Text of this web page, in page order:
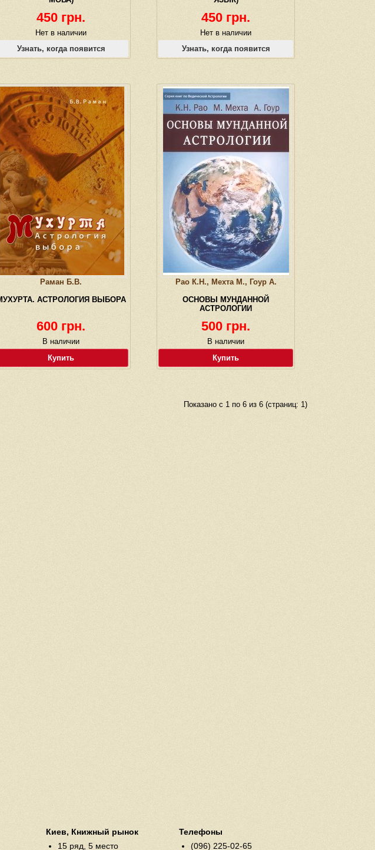
450 грн.
Нет в наличии
Узнать, когда появится
450 грн.
Нет в наличии
Узнать, когда появится
Раман Б.В.
АСТРОЛОГИЯ ВЫБОРА
600 грн.
В наличии
Купить
Рао К.Н., Мехта М., Гоур А.
ОСНОВЫ МУНДАННОЙ
АСТРОЛОГИИ
500 грн.
В наличии
Купить
Показано с 1 по 6 из 6 (страниц: 1)
Киев, Книжный рынок
15 ряд, 5 место
Телефоны
(096) 225-02-65